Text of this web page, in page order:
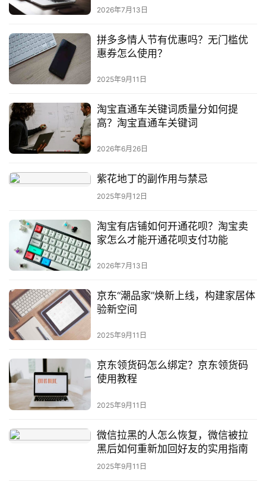
2026年7月13日
拼多多情人节有优惠吗？无门槛优
惠券怎么使用？
2025年9月11日
淘宝直通车关键词质量分如何提
高？淘宝直通车关键词
2026年6月26日
紫花地丁的副作用与禁忌
2025年9月12日
淘宝有店铺如何开通花呗？淘宝卖
家怎么才能开通花呗支付功能
2026年7月13日
京东“潮品家”焕新上线，构建家居体
验新空间
2025年9月11日
京东领货码怎么绑定？京东领货码
使用教程
2025年9月11日
微信拉黑的人怎么恢复，微信被拉
黑后如何重新加回好友的实用指南
2025年9月11日